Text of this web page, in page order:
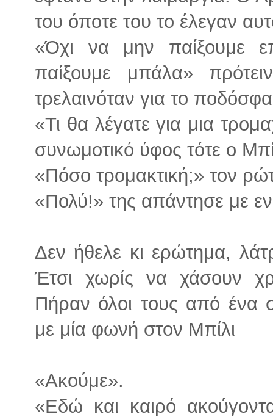
του όποτε του το έλεγαν
«Όχι να μην παίξουμε
παίξουμε μπάλα»
τρελαινόταν για το
«Τι θα λέγατε για μια
συνωμοτικό ύφος τότε ο
«Πόσο τρομακτική;» τον
«Πολύ!» της απάντησε με
Δεν ήθελε κι ερώτημα,
Έτσι χωρίς να χάσουν
Πήραν όλοι τους από ένα
με μία φωνή στον Μπίλι
«Ακούμε».
«Εδώ και καιρό